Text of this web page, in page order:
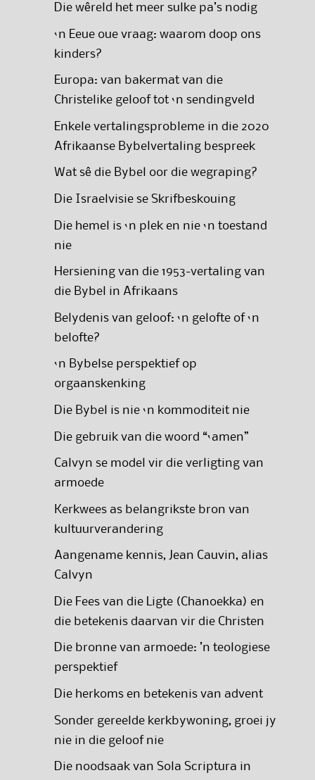
Die wêreld het meer sulke pa’s nodig
‘n Eeue oue vraag: waarom doop ons
kinders?
Europa: van bakermat van die
Christelike geloof tot ‘n sendingveld
Enkele vertalingsprobleme in die 2020
Afrikaanse Bybelvertaling bespreek
Wat sê die Bybel oor die wegraping?
Die Israelvisie se Skrifbeskouing
Die hemel is ‘n plek en nie ‘n toestand
nie
Hersiening van die 1953-vertaling van
die Bybel in Afrikaans
Belydenis van geloof: ‘n gelofte of ‘n
belofte?
‘n Bybelse perspektief op
orgaanskenking
Die Bybel is nie ‘n kommoditeit nie
Die gebruik van die woord “‘amen”
Calvyn se model vir die verligting van
armoede
Kerkwees as belangrikste bron van
kultuurverandering
Aangename kennis, Jean Cauvin, alias
Calvyn
Die Fees van die Ligte (Chanoekka) en
die betekenis daarvan vir die Christen
Die bronne van armoede: ’n teologiese
perspektief
Die herkoms en betekenis van advent
Sonder gereelde kerkbywoning, groei jy
nie in die geloof nie
Die noodsaak van Sola Scriptura in